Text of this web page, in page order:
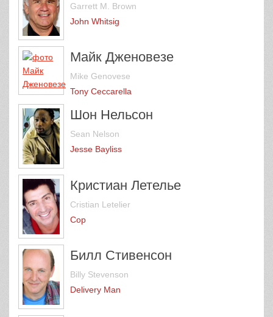
Garrett M. Brown
John Whitsig
Майк Дженовезе
Mike Genovese
Tony Ceccarella
Шон Нельсон
Sean Nelson
Jesse Bayliss
Кристиан Летелье
Cristian Letelier
Cop
Билл Стивенсон
Billy Stevenson
Delivery Man